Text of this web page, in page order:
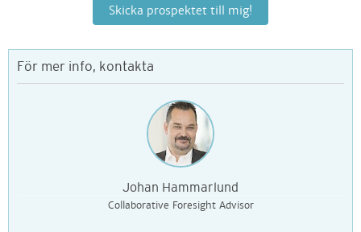
För mer info, kontakta
Johan Hammarlund
Collaborative Foresight Advisor